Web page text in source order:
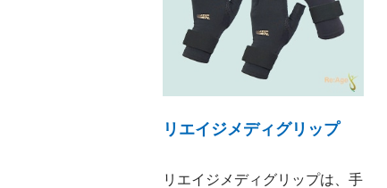
リエイジメディグリップ
リエイジメディグリップは、手